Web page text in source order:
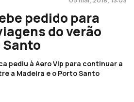
pedido para
do verão
Santo
pediu à Aero Vip para continuar a
a Madeira e o Porto Santo